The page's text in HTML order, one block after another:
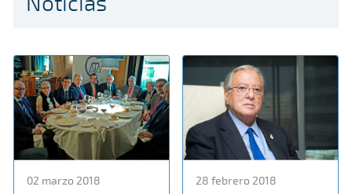
02 marzo 2018 28 febrero 2018